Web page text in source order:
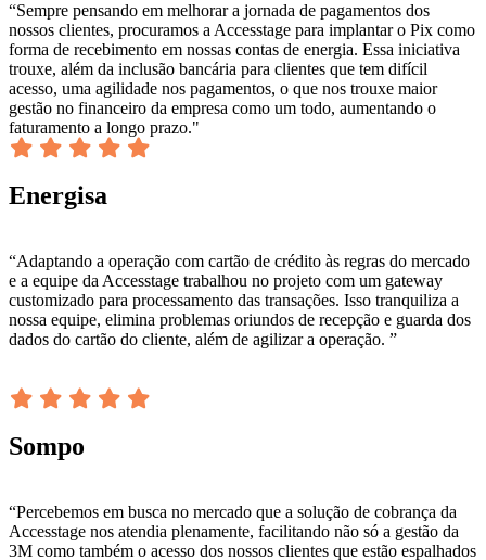
“Sempre pensando em melhorar a jornada de pagamentos dos
nossos clientes, procuramos a Accesstage para implantar o Pix como
forma de recebimento em nossas contas de energia. Essa iniciativa
trouxe, além da inclusão bancária para clientes que tem difícil
acesso, uma agilidade nos pagamentos, o que nos trouxe maior
gestão no financeiro da empresa como um todo, aumentando o
faturamento a longo prazo."
Energisa
“Adaptando a operação com cartão de crédito às regras do mercado
e a equipe da Accesstage trabalhou no projeto com um gateway
customizado para processamento das transações. Isso tranquiliza a
nossa equipe, elimina problemas oriundos de recepção e guarda dos
dados do cartão do cliente, além de agilizar a operação. ”
Sompo
“Percebemos em busca no mercado que a solução de cobrança da
Accesstage nos atendia plenamente, facilitando não só a gestão da
3M como também o acesso dos nossos clientes que estão espalhados